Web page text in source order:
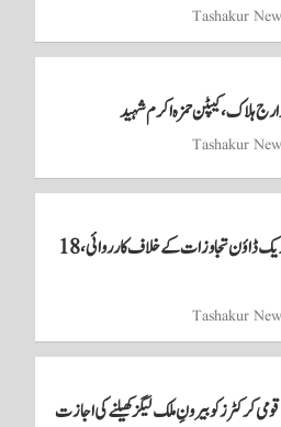
Tashakur
Tashakur
بولٹن مارکیٹ کریک ڈاؤن تجاوزات کے خلاف کارروائی، 18
Tashakur
کرکٹرز کو بیرونِ ملک لیگز کھیلنے کی اجازت